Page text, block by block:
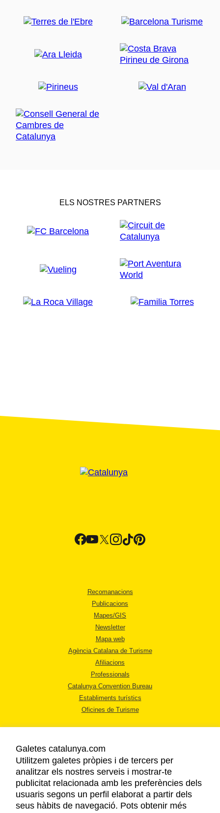
ELS NOSTRES PARTNERS
Recomanacions
Publicacions
Mapes/GIS
Newsletter
Mapa web
Agència Catalana de Turisme
Afiliacions
Professionals
Catalunya Convention Bureau
Establiments turístics
Oficines de Turisme
AVÍS LEGAL
POLÍTICA DE PRIVACITAT
COOKIES
Galetes catalunya.com
Utilitzem galetes pròpies i de tercers per
analitzar els nostres serveis i mostrar-te
publicitat relacionada amb les preferències dels
usuaris segons un perfil elaborat a partir dels
seus hàbits de navegació. Pots obtenir més